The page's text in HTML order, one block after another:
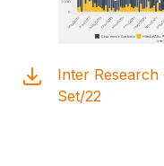
Inter
Set/22